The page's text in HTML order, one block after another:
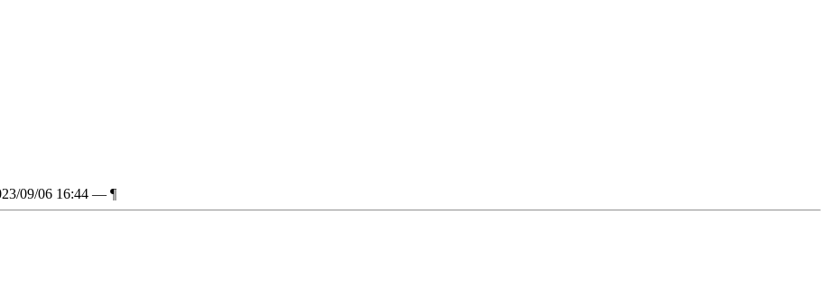
09/06 16:44 — ¶